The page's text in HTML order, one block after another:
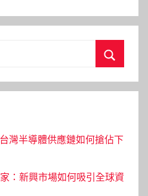
灣半導體供應鏈如何搶佔下
：新興市場如何吸引全球資